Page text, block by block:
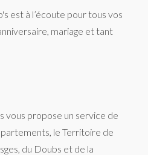
est à l’écoute pour tous vos
mariage et tant
vous propose un service de
le Territoire de
du Doubs et de la